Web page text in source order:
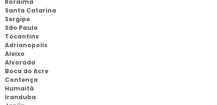
Roraima
Santa Catarina
Sergipe
São Paulo
Tocantins
Adrianopolis
Aleixo
Alvorada
Boca do Acre
Contença
Humaitá
Iranduba